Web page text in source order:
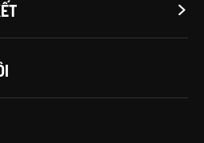
